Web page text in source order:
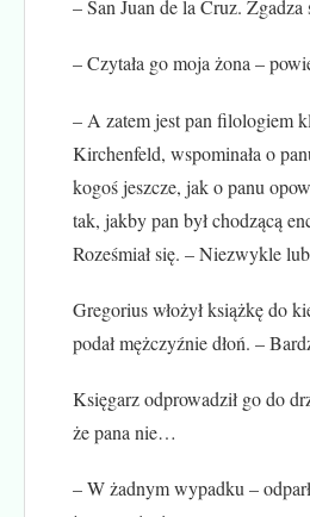
– San Juan de la Cruz. Zgadza
– Czytała go moja żona –
– A zatem jest pan filologiem
Kirchenfeld, wspominała o
kogoś jeszcze, jak o panu
tak, jakby pan był chodzącą
Roześmiał się. – Niezwykle
Gregorius włożył książkę do
podał mężczyźnie dłoń. –
Księgarz odprowadził go do
że pana nie…
– W żadnym wypadku –